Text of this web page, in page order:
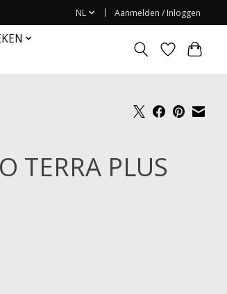
NL Aanmelden / Inloggen
TERRA PLUS
product is